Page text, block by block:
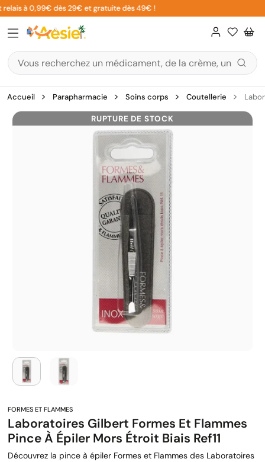
Aller
au
contenu
à 0,99€ dès 29€ et gratuite dès 49€ !
Accueil Parapharmacie Soins corps Coutellerie
RUPTURE DE STOCK
Laboratoires Gilbert Formes Et Flammes
Pince À Épiler Mors Étroit Biais Ref11
Découvrez la pince à épiler Formes et Flammes des Laboratoires